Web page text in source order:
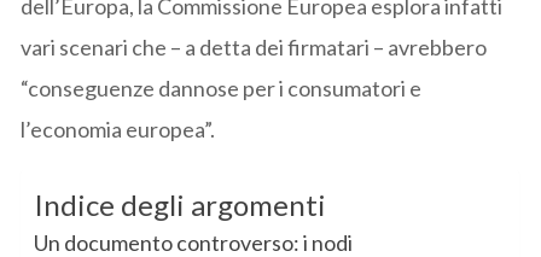
dell’Europa, la Commissione Europea esplora infatti
vari scenari che – a detta dei firmatari – avrebbero
“conseguenze dannose per i consumatori e
l’economia europea”.
Indice degli argomenti
Un documento controverso: i nodi